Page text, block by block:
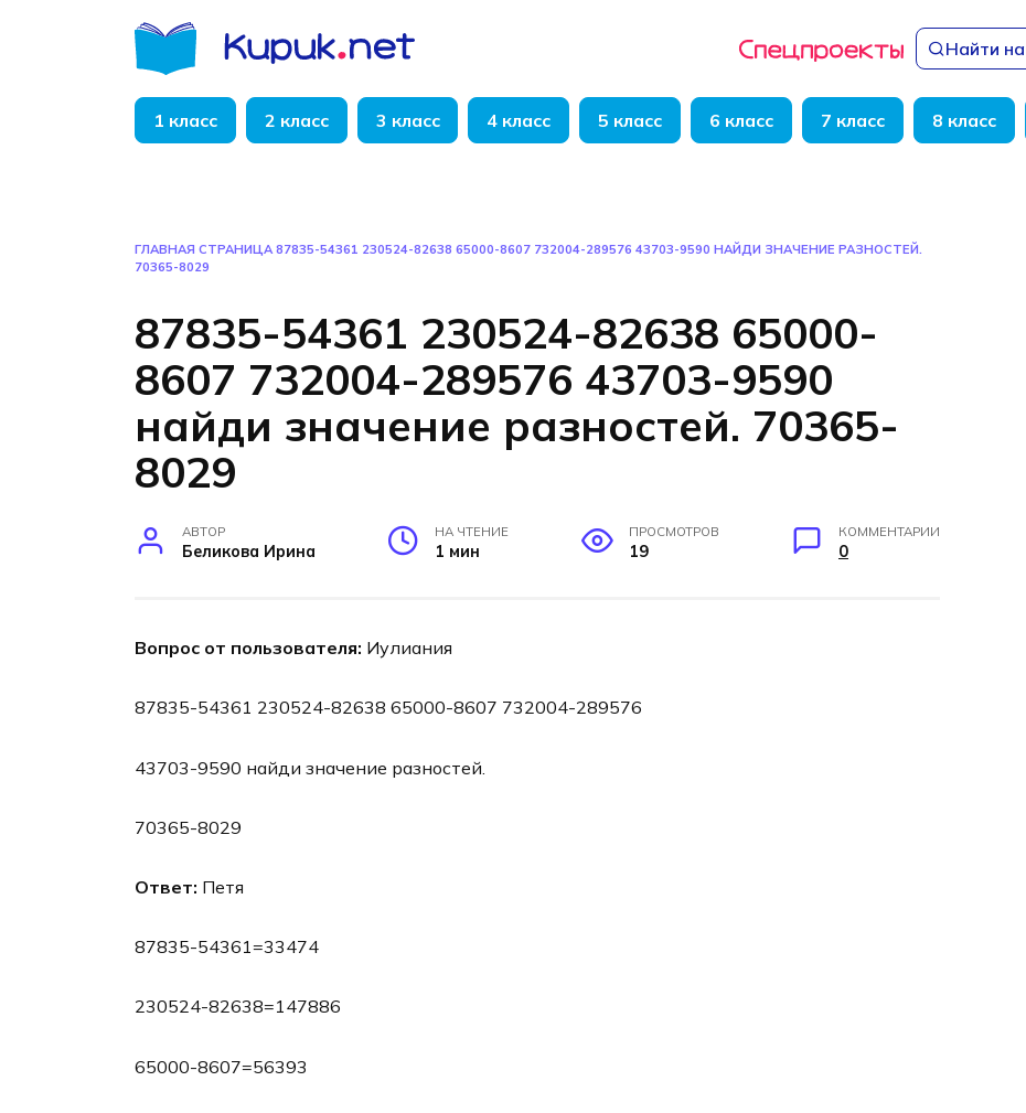
Найти
1 класс 2 класс 3 класс 4 класс 5 класс 6 класс 7 класс 8 класс
ГЛАВНАЯ СТРАНИЦА 87835-54361 230524-82638 65000-8607 732004-289576 43703-9590 НАЙДИ ЗНАЧЕНИЕ РАЗНОСТЕЙ.
70365-8029
87835-54361 230524-82638 65000-
8607 732004-289576 43703-9590
найди значение разностей. 70365-
8029
АВТОР
Беликова Ирина
НА ЧТЕНИЕ
1 мин
ПРОСМОТРОВ
19
КОММЕНТАРИИ
0
Вопрос от пользователя: Иулиания
87835-54361 230524-82638 65000-8607 732004-289576
43703-9590 найди значение разностей.
70365-8029
Ответ: Петя
87835-54361=33474
230524-82638=147886
65000-8607=56393